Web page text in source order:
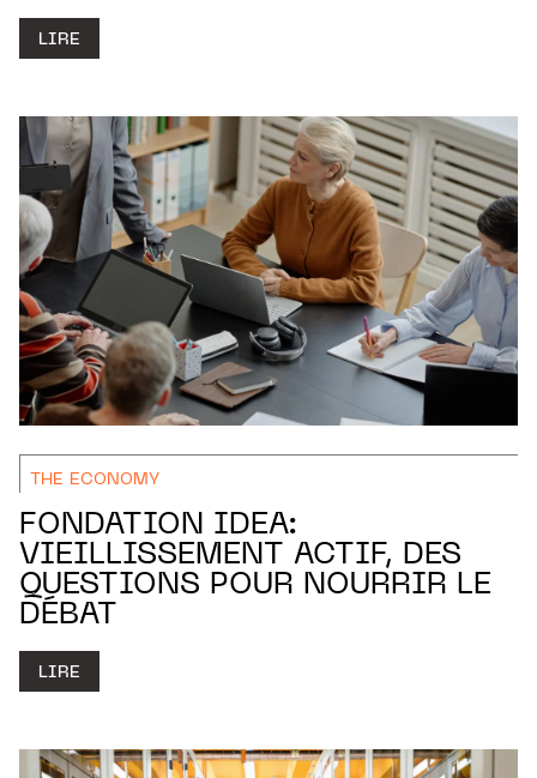
LIRE
THE ECONOMY
FONDATION IDEA:
VIEILLISSEMENT ACTIF, DES
QUESTIONS POUR NOURRIR LE
DÉBAT
LIRE